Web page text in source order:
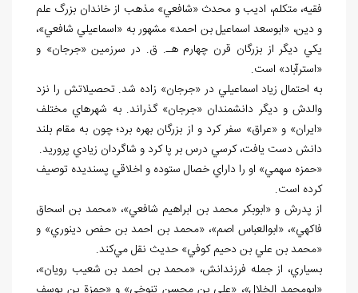
فقيه، متكلم، اديب و محدث «شافعي» مذهب از خاندان بزرگ علم
و دين، «ابوسعد اسماعيل بن احمد» مشهور به «اسماعيلي شافعي»،
يكي ديگر از بزرگان قرن چهارم هـ. ق. در سرزمين «جرجان» و
«استرآباد» است.
به احتمال زياد اسماعيلي در «جرجان» زاده شد. تحصيلاتش را نزد
والدش و ديگر دانشمندان «جرجان» گذراند. به شهرهاي مختلف
«ايران» و «عراق» سفر كرد و از بزرگان بهره برد؛ چون به مقام بلند
دانش دست يافت، كرسي درس بر پا كرد و شاگردان زيادي پروريد.
«حمزه سهمي» او را داراي خصال ستوده و اخلاقي پسنديده توصيف
كرده است.
از پدرش و «ابوبكر محمد بن ابراهيم شافعي»، «محمد بن اسحاق
فاكهي»، «ابوالعباس اصم»، «محمد بن احمد بن حفص دينوري» و
«محمد بن علي بن دحيم كوفي» حديث نقل ميكند.
بسياري، از جمله فرزندانش، «محمد بن احمد بن شعيب رويان»،